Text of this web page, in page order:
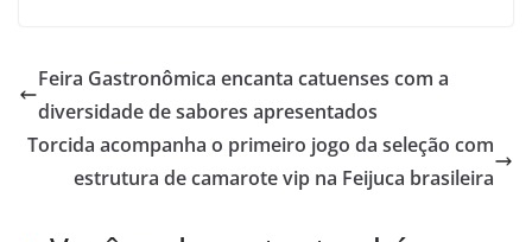
Feira Gastronômica encanta catuenses com a
diversidade de sabores apresentados
Torcida acompanha o primeiro jogo da seleção com
estrutura de camarote vip na Feijuca brasileira